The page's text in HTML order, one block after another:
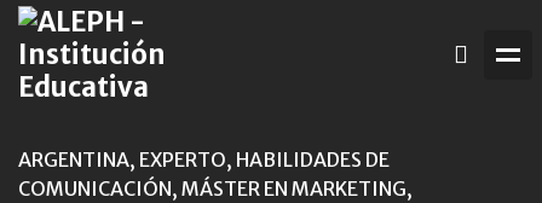
ARGENTINA, EXPERTO, HABILIDADES DE
COMUNICACIÓN, MÁSTER EN MARKETING,